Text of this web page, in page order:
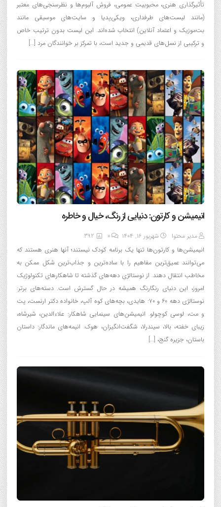
تأثیرگذاری هنری، محبوبیت عمومی، فروش آلبوم‌ها و نظرسنجی‌های معتبر
(مانند لیست‌های طرفداری، ویکی‌پدیا و سایت‌های موسیقی مانند
بت‌موزیک و اعتماد آنلاین) انتخاب شده‌اند. این لیست بدون ترتیب خاص
و ترکیبی از نسل‌های قدیمی و جدید است، با تمرکز بر خوانندگان مرد […]
انیمیشن و کارتون: دنیایی از رنگ، خیال و خاطره
مدیر محتوا شهریور ۱۶, ۱۴۰۴ 0
392
انیمیشن‌ها و کارتون‌ها تنها یک برنامه کودک نیستند؛ آنها هنری هستند که
می‌توانند عمیق‌ترین مفاهیم را با ساده‌ترین و جذاب‌ترین شکل ممکن به
مخاطب انتقال دهند. از نوستالژی دهه‌های گذشته تا شاهکارهای تکنولوژیک
امروز، این دنیای رنگارنگ همیشه در حال گسترش است. دسته‌های برتر:
نوستالژی دهه ۶۰ و ۷۰: هایدی، بچه‌های کوه آلپ، خانواده دکتر ارنست، پت
و مت، لوسی کوچولو. انیمیشن‌های سینمایی شاهکار: علاءالدین، شیرشاه،
زیبای خفته، بالا، سیندرلا، شگفت‌انگیزان، هوک. انیمه‌های ماندگار: داستان
باستان، جزیره گنج، […]